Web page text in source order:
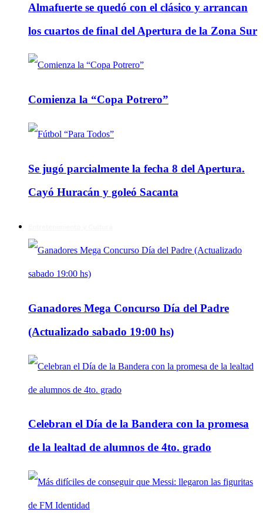
Almafuerte se quedó con el clásico y arrancan
los cuartos de final del Apertura de la Zona Sur
Comienza la “Copa Potrero”
Se jugó parcialmente la fecha 8 del Apertura.
Cayó Huracán y goleó Sacanta
Ganadores Mega Concurso Día del Padre
(Actualizado sabado 19:00 hs)
Celebran el Día de la Bandera con la promesa
de la lealtad de alumnos de 4to. grado